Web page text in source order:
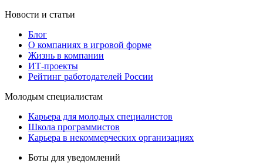
Новости и статьи
Блог
О компаниях в игровой форме
Жизнь в компании
ИТ-проекты
Рейтинг работодателей России
Молодым специалистам
Карьера для молодых специалистов
Школа программистов
Карьера в некоммерческих организациях
Боты для уведомлений